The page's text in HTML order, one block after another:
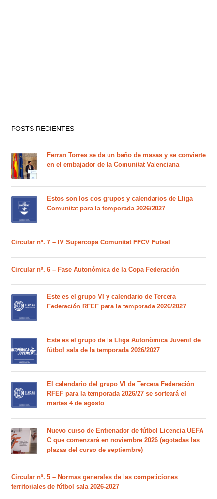
POSTS RECIENTES
Ferran Torres se da un baño de masas y se convierte
en el embajador de la Comunitat Valenciana
Estos son los dos grupos y calendarios de Lliga
Comunitat para la temporada 2026/2027
Circular nº. 7 – IV Supercopa Comunitat FFCV Futsal
Circular nº. 6 – Fase Autonómica de la Copa Federación
Este es el grupo VI y calendario de Tercera
Federación RFEF para la temporada 2026/2027
Este es el grupo de la Lliga Autonòmica Juvenil de
fútbol sala de la temporada 2026/2027
El calendario del grupo VI de Tercera Federación
RFEF para la temporada 2026/27 se sorteará el
martes 4 de agosto
Nuevo curso de Entrenador de fútbol Licencia UEFA
C que comenzará en noviembre 2026 (agotadas las
plazas del curso de septiembre)
Circular nº. 5 – Normas generales de las competiciones
territoriales de fútbol sala 2026-2027